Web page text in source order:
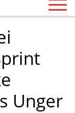
Unger